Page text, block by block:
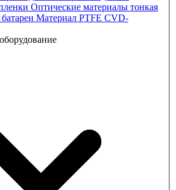
Оптические материалы тонкая
Материал PTFE CVD-